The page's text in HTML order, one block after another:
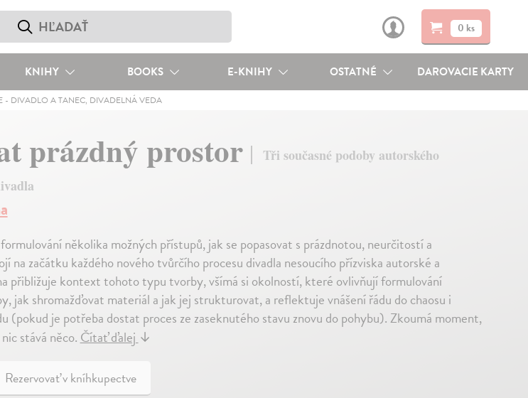
0 ks
KNIHY BOOKS E-KNIHY OSTATNÉ DAROVACIE KARTY
- DIVADLO A TANEC, DIVADELNÁ VEDA
prázdný prostor
Tři současné podoby autorského
několika možných přístupů, jak se popasovat s prázdnotou, neurčitostí a
na začátku každého nového tvůrčího procesu divadla nesoucího přízviska autorské a
přibližuje kontext tohoto typu tvorby, všímá si okolností, které ovlivňují formulování
jak shromažďovat materiál a jak jej strukturovat, a reflektuje vnášení řádu do chaosu i
(pokud je potřeba dostat proces ze zaseknutého stavu znovu do pohybu). Zkoumá moment,
stává něco.Čítať ďalej↓
Rezervovať v kníhkupectve